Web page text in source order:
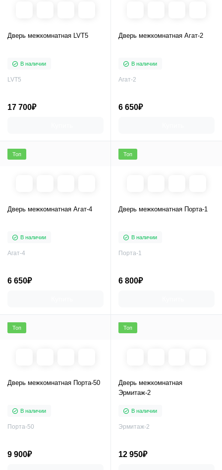
Дверь межкомнатная LVT5
В наличии
LVT5
17 700₽
Дверь межкомнатная Агат-2
В наличии
Агат-2
6 650₽
Топ
Дверь межкомнатная Агат-4
В наличии
Агат-4
6 650₽
Топ
Дверь межкомнатная Порта-1
В наличии
Порта-1
6 800₽
Топ
Дверь межкомнатная Порта-50
В наличии
Порта-50
9 900₽
Топ
Дверь межкомнатная
Эрмитаж-2
В наличии
Эрмитаж-2
12 950₽